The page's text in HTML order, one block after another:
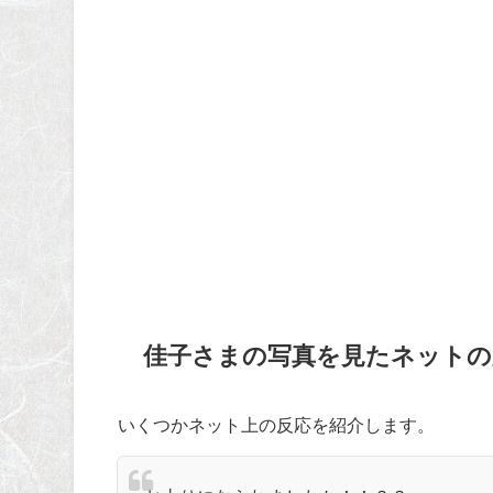
佳子さまの写真を見たネット
いくつかネット上の反応を紹介します。